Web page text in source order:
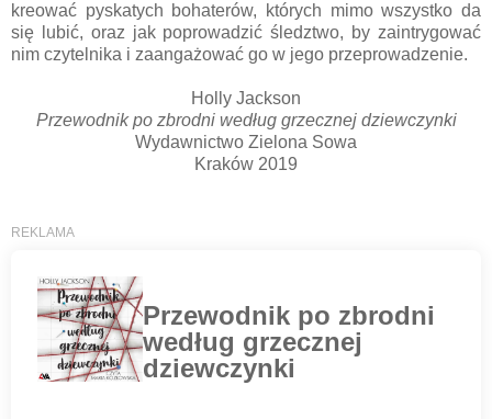
kreować pyskatych bohaterów, których mimo wszystko da
się lubić, oraz jak poprowadzić śledztwo, by zaintrygować
nim czytelnika i zaangażować go w jego przeprowadzenie.
Holly Jackson
Przewodnik po zbrodni według grzecznej dziewczynki
Wydawnictwo Zielona Sowa
Kraków 2019